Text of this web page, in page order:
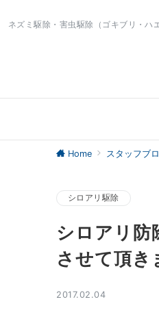
ネズミ駆除・害虫駆除（ゴキブリ・ハ
Home スタッフブ
シロアリ駆除
シロアリ
させて頂き
2017.02.04